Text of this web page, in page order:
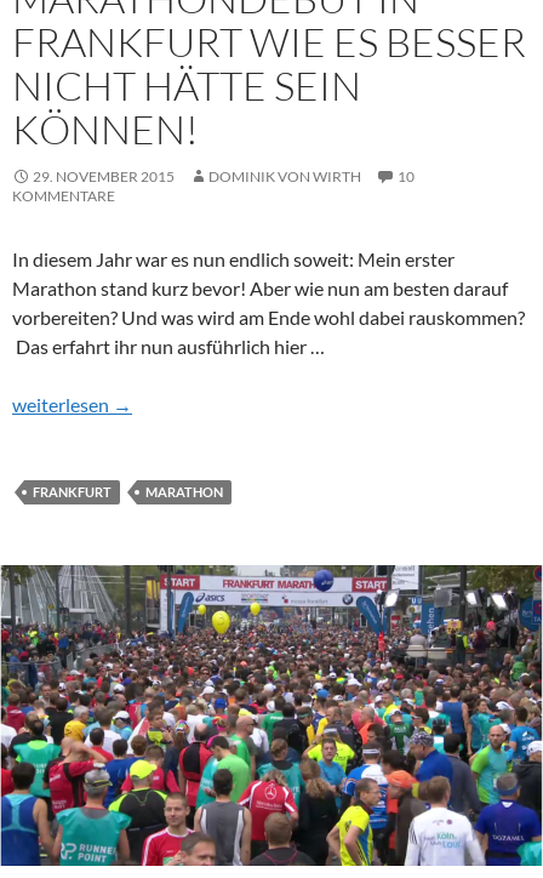
FRANKFURT WIE ES BESSER
NICHT HÄTTE SEIN
KÖNNEN!
29. NOVEMBER 2015 DOMINIK VON WIRTH
10
KOMMENTARE
In diesem Jahr war es nun endlich soweit: Mein erster
Marathon stand kurz bevor! Aber wie nun am besten darauf
vorbereiten? Und was wird am Ende wohl dabei rauskommen?
Das erfahrt ihr nun ausführlich hier …
Marathondebüt in Frankfurt wie es besser nicht hätte sein
weiterlesen →
FRANKFURT MARATHON